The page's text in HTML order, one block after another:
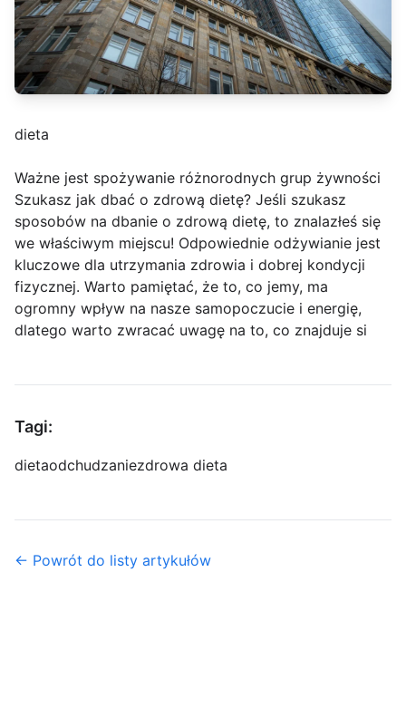
dieta
Ważne jest spożywanie różnorodnych grup żywności
Szukasz jak dbać o zdrową dietę? Jeśli szukasz
sposobów na dbanie o zdrową dietę, to znalazłeś się
we właściwym miejscu! Odpowiednie odżywianie jest
kluczowe dla utrzymania zdrowia i dobrej kondycji
fizycznej. Warto pamiętać, że to, co jemy, ma
ogromny wpływ na nasze samopoczucie i energię,
dlatego warto zwracać uwagę na to, co znajduje si
Tagi:
dietaodchudzaniezdrowa dieta
← Powrót do listy artykułów